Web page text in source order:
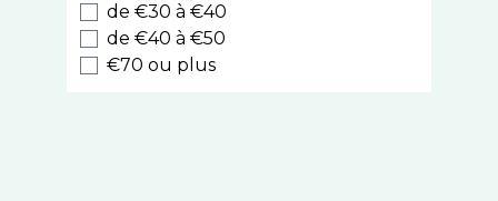
Herbesan
CeraVe
Biotechnie
de €30 à €40
de €40 à €50
€70 ou plus